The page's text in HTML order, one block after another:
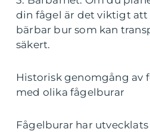
din fågel är det viktigt att
bärbar bur som kan
säkert.
Historisk genomgång av
med olika fågelburar
Fågelburar har